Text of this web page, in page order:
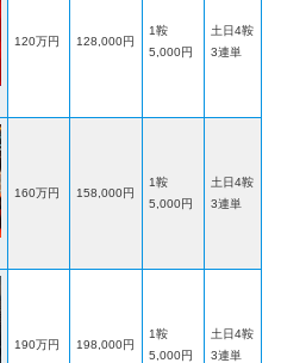
120万円 128,000円
1鞍
5,000円
土日4鞍
3連単
160万円 158,000円
1鞍
5,000円
土日4鞍
3連単
190万円 198,000円
1鞍
5,000円
土日4鞍
3連単